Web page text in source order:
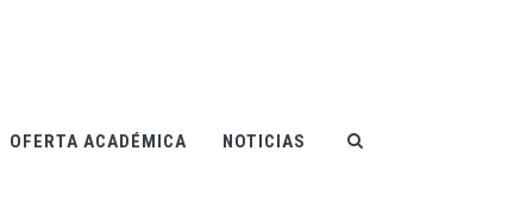
OFERTA ACADÉMICA NOTICIAS